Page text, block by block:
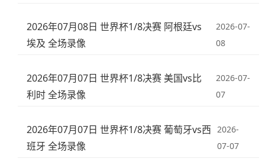
2026年07月08日 世界杯1/8决赛 阿根廷vs
埃及 全场录像
2026-07-
08
2026年07月07日 世界杯1/8决赛 美国vs比
利时 全场录像
2026-07-
07
2026年07月07日 世界杯1/8决赛 葡萄牙vs西
班牙 全场录像
2026-
07-07